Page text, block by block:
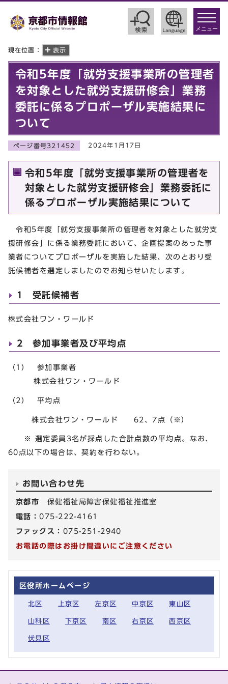
toggle
メニュー
現在位置： 表示
令和5年度「就労支援事業所の管理者
を対象とした就労支援研修会」業務
委託に係るプロポーザル実施結果に
ついて
ページ番号321452 2024年1月17日
令和5年度「就労支援事業所の管理者を
対象とした就労支援研修会」業務委託に
係るプロポーザル実施結果について
令和5年度「就労支援事業所の管理者を対象とした就労支
援研修会」に係る業務委託において、企画提案のあった事
業者についてプロポーザルを実施した結果、次のとおり受
託候補者を選定しましたのでお知らせいたします。
1 受託候補者
株式会社ワン・ワールド
2 参加事業者及び平均点
（1） 参加事業者
株式会社ワン・ワールド
（2） 平均点
株式会社ワン・ワールド 62、7点（※）
※ 選定委員3名が採点した合計点数の平均点。なお、
60点以下の場合は、契約を行わない。
お問い合わせ先
京都市 保健福祉局障害保健福祉推進室
電話：075-222-4161
ファックス： 075-251-2940
お電話の際はお掛け間違いにご注意ください
区役所ホームページ
北区 上京区 左京区 中京区 東山区
山科区 下京区 南区 右京区 西京区
伏見区